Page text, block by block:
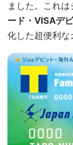
ました。これ
ード・VISAデ
化した超便利な